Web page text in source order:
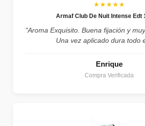
★★★★★
Armaf Club De Nuit Intense Edt
"Aroma Exquisito. Buena fijación y
Una vez aplicado dura todo
Enrique
Compra Verificada